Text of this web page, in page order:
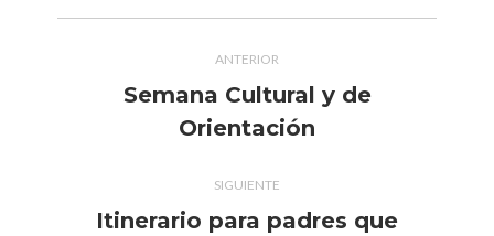
entre
publicaciones
ANTERIOR
Publicación
anterior:
Semana Cultural y de
Orientación
SIGUIENTE
Itinerario para padres que